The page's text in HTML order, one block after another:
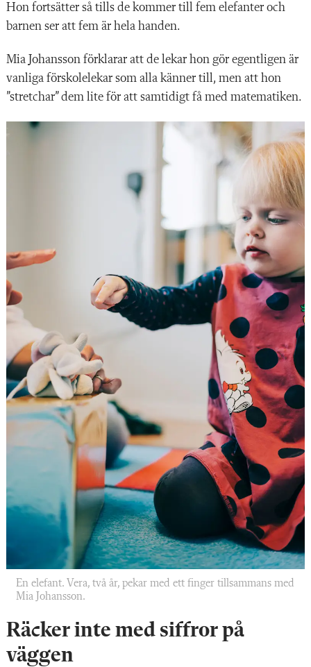
Hon fortsätter så tills de kommer till fem elefanter och
barnen ser att fem är hela handen.
Mia Johansson förklarar att de lekar hon gör egentligen är
vanliga förskolelekar som alla känner till, men att hon
”stretchar” dem lite för att samtidigt få med matematiken.
En elefant. Vera, två år, pekar med ett finger tillsammans med
Mia Johansson.
Räcker inte med siffror på
väggen